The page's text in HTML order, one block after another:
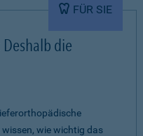
FÜR SIE
die
wie wichtig das